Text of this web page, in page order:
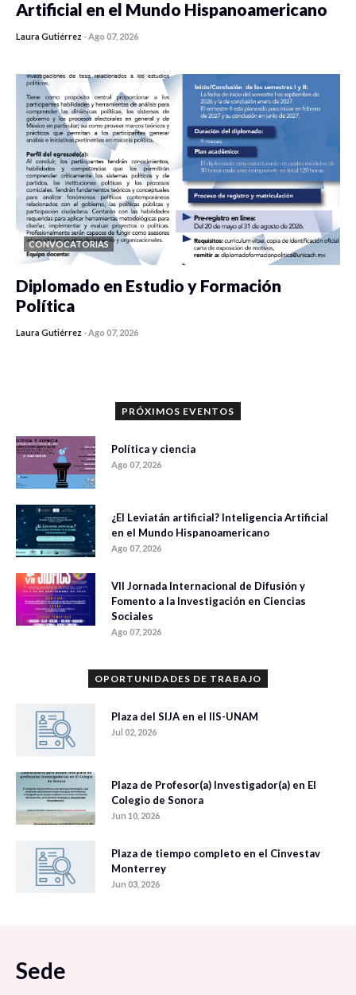
Artificial en el Mundo Hispanoamericano
Laura Gutiérrez -Ago 07, 2026
CONVOCATORIAS
Diplomado en Estudio y Formación
Política
Laura Gutiérrez -Ago 07, 2026
PRÓXIMOS EVENTOS
Política y ciencia
Ago 07, 2026
¿El Leviatán artificial? Inteligencia Artificial
en el Mundo Hispanoamericano
Ago 07, 2026
VII Jornada Internacional de Difusión y
Fomento a la Investigación en Ciencias
Sociales
Ago 07, 2026
OPORTUNIDADES DE TRABAJO
Plaza del SIJA en el IIS-UNAM
Jul 02, 2026
Plaza de Profesor(a) Investigador(a) en El
Colegio de Sonora
Jun 10, 2026
Plaza de tiempo completo en el Cinvestav
Monterrey
Jun 03, 2026
Sede